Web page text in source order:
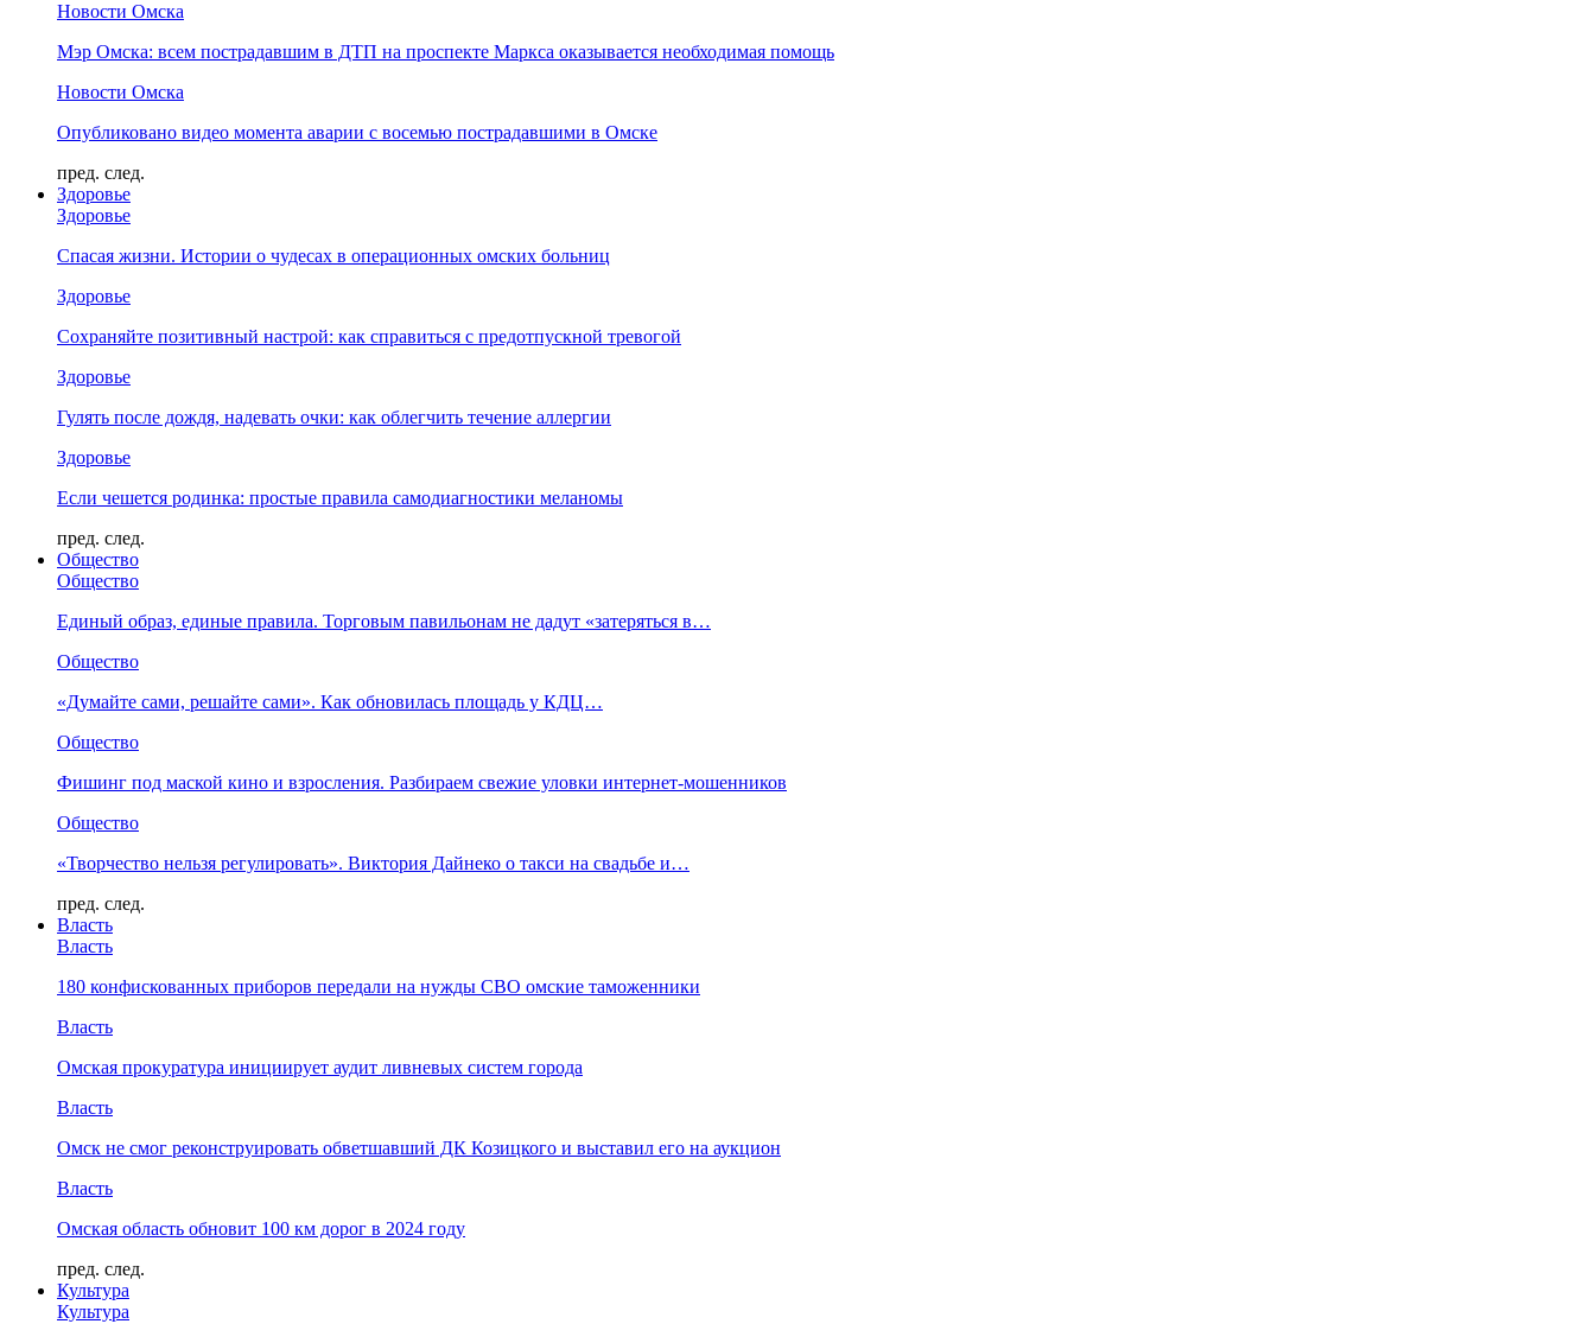
Новости Омска
Мэр Омска: всем пострадавшим в ДТП на проспекте Маркса оказывается необходимая помощь
Новости Омска
Опубликовано видео момента аварии с восемью пострадавшими в Омске
пред. след.
Здоровье
Здоровье
Спасая жизни. Истории о чудесах в операционных омских больниц
Здоровье
Сохраняйте позитивный настрой: как справиться с предотпускной тревогой
Здоровье
Гулять после дождя, надевать очки: как облегчить течение аллергии
Здоровье
Если чешется родинка: простые правила самодиагностики меланомы
пред. след.
Общество
Общество
Единый образ, единые правила. Торговым павильонам не дадут «затеряться в…
Общество
«Думайте сами, решайте сами». Как обновилась площадь у КДЦ…
Общество
Фишинг под маской кино и взросления. Разбираем свежие уловки интернет-мошенников
Общество
«Творчество нельзя регулировать». Виктория Дайнеко о такси на свадьбе и…
пред. след.
Власть
Власть
180 конфискованных приборов передали на нужды СВО омские таможенники
Власть
Омская прокуратура инициирует аудит ливневых систем города
Власть
Омск не смог реконструировать обветшавший ДК Козицкого и выставил его на аукцион
Власть
Омская область обновит 100 км дорог в 2024 году
пред. след.
Культура
Культура